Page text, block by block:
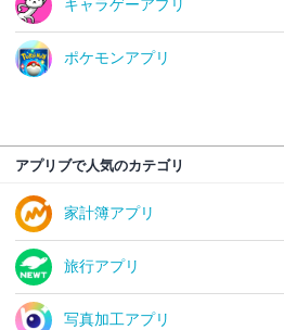
キャラゲーアプリ
ポケモンアプリ
アプリブで人気のカテゴリ
家計簿アプリ
旅行アプリ
写真加工アプリ